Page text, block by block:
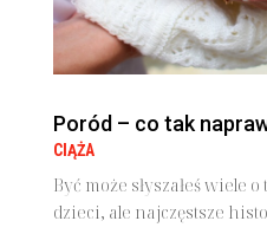
Poród – co tak
CIĄŻA
Być może słyszałeś wiele
dzieci, ale najczęstsze